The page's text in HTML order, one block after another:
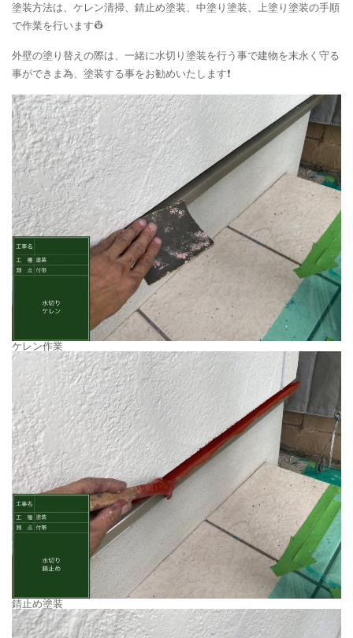
塗装方法は、ケレン清掃、錆止め塗装、中塗り塗装、上塗り塗装の手順
で作業を行います👷
外壁の塗り替えの際は、一緒に水切り塗装を行う事で建物を末永く守る
事ができま為、塗装する事をお勧めいたします❗
ケレン作業
錆止め塗装